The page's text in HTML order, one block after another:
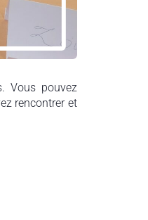
Vous pouvez
rencontrer et